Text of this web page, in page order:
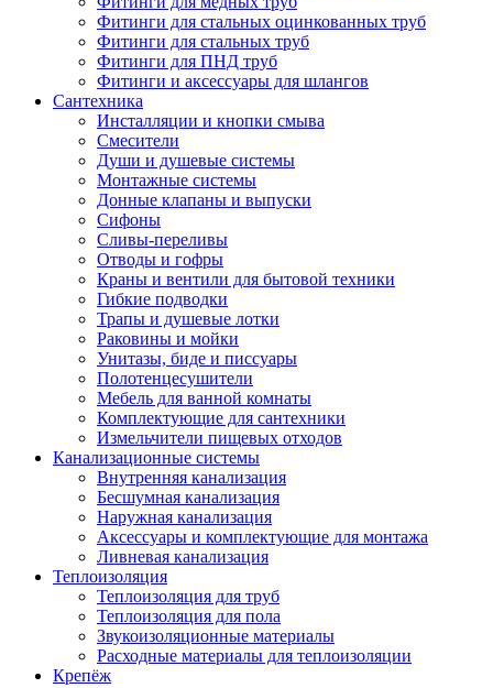
Фитинги для стальных оцинкованных труб
Фитинги для стальных труб
Фитинги для ПНД труб
Фитинги и аксессуары для шлангов
Сантехника
Инсталляции и кнопки смыва
Смесители
Души и душевые системы
Монтажные системы
Донные клапаны и выпуски
Сифоны
Сливы-переливы
Отводы и гофры
Краны и вентили для бытовой техники
Гибкие подводки
Трапы и душевые лотки
Раковины и мойки
Унитазы, биде и писсуары
Полотенцесушители
Мебель для ванной комнаты
Комплектующие для сантехники
Измельчители пищевых отходов
Канализационные системы
Внутренняя канализация
Бесшумная канализация
Наружная канализация
Аксессуары и комплектующие для монтажа
Ливневая канализация
Теплоизоляция
Теплоизоляция для труб
Теплоизоляция для пола
Звукоизоляционные материалы
Расходные материалы для теплоизоляции
Крепёж